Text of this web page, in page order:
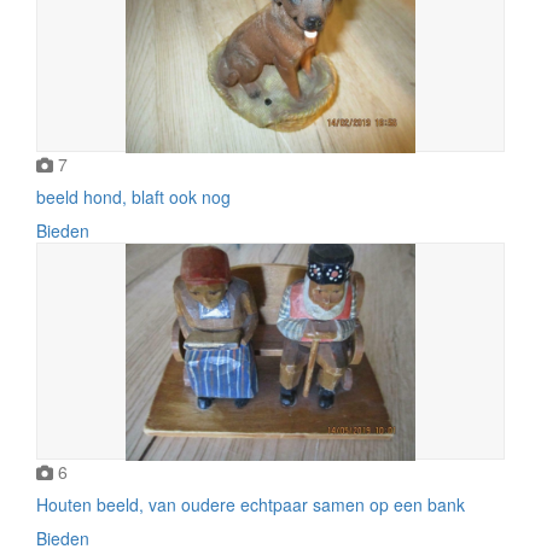
7
beeld hond, blaft ook nog
Bieden
6
Houten beeld, van oudere echtpaar samen op een bank
Bieden